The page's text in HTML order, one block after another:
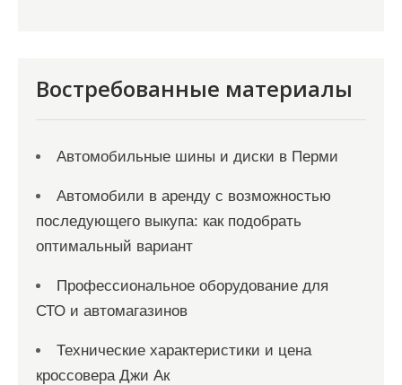
Востребованные материалы
Автомобильные шины и диски в Перми
Автомобили в аренду с возможностью
последующего выкупа: как подобрать
оптимальный вариант
Профессиональное оборудование для
СТО и автомагазинов
Технические характеристики и цена
кроссовера Джи Ак